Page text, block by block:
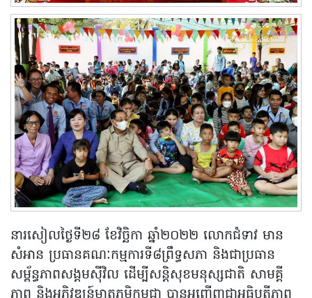
នារសៀលថ្ងៃទី២៨ ខែវិច្ឆិកា ឆ្នាំ២០២២ លោកជំទាវ មាន
សំអាន ប្រធានគណៈកម្មការទី៨ព្រឹទ្ធសភា និងជាប្រធាន
សម្ព័ន្ធភាពសង្គមស៊ីវិល ដើម្បីសន្តិសុខមនុស្សជាតិ សាមគ្គី